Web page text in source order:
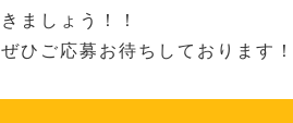
きましょう！！
ぜひご応募お待ちしております！